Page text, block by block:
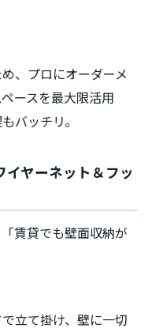
、プロにオーダーメ
ースを最大限活用
バッチリ。
ヤーネット＆フッ
賃貸でも壁面収納が
立て掛け、壁に一切